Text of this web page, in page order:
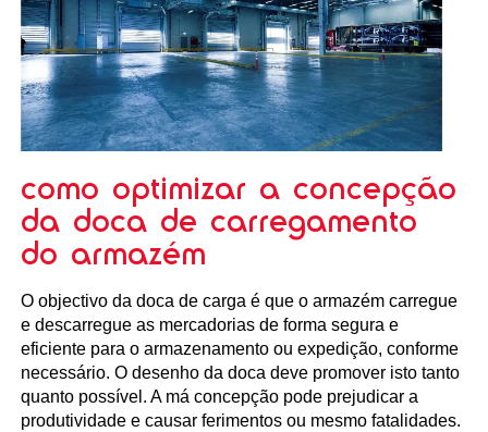
como optimizar a concepção
da doca de carregamento
do armazém
O objectivo da doca de carga é que o armazém carregue
e descarregue as mercadorias de forma segura e
eficiente para o armazenamento ou expedição, conforme
necessário. O desenho da doca deve promover isto tanto
quanto possível. A má concepção pode prejudicar a
produtividade e causar ferimentos ou mesmo fatalidades.